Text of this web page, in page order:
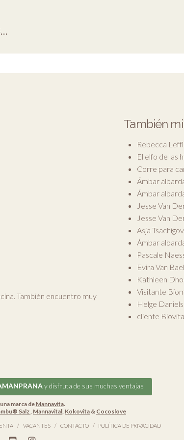
También encuentro muy
También
Rebecca
El elfo de las
Corre para
Ámbar
Ámbar
Jesse Van
Jesse Van
Asja
Ámbar
Pascale
Evira Van
Kathleen
Visitante
Helge Daniels
cliente
y disfruta de sus muchas ventajas
marca deMannavita.
Salz, Mannavital, Kokovita & Cocoslove
VACANTES CONTACTO POLÍTICA DE PRIVACIDAD